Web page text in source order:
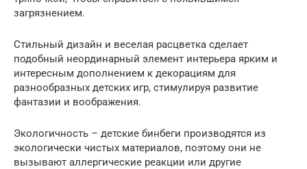
загрязнением.
Стильный дизайн и веселая расцветка сделает
подобный неординарный элемент интерьера ярким и
интересным дополнением к декорациям для
разнообразных детских игр, стимулируя развитие
фантазии и воображения.
Экологичность – детские бинбеги производятся из
экологически чистых материалов, поэтому они не
вызывают аллергические реакции или другие